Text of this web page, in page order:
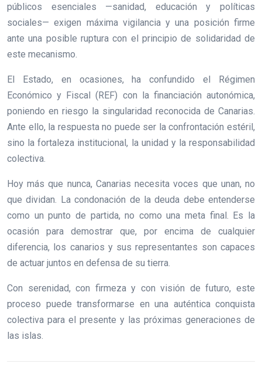
públicos esenciales —sanidad, educación y políticas
sociales— exigen máxima vigilancia y una posición firme
ante una posible ruptura con el principio de solidaridad de
este mecanismo.
El Estado, en ocasiones, ha confundido el Régimen
Económico y Fiscal (REF) con la financiación autonómica,
poniendo en riesgo la singularidad reconocida de Canarias.
Ante ello, la respuesta no puede ser la confrontación estéril,
sino la fortaleza institucional, la unidad y la responsabilidad
colectiva.
Hoy más que nunca, Canarias necesita voces que unan, no
que dividan. La condonación de la deuda debe entenderse
como un punto de partida, no como una meta final. Es la
ocasión para demostrar que, por encima de cualquier
diferencia, los canarios y sus representantes son capaces
de actuar juntos en defensa de su tierra.
Con serenidad, con firmeza y con visión de futuro, este
proceso puede transformarse en una auténtica conquista
colectiva para el presente y las próximas generaciones de
las islas.